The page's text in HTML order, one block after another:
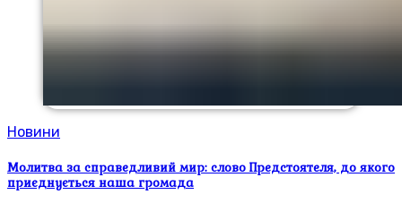
Новини
Молитва за справедливий мир: слово Предстоятеля, до якого
приєднується наша громада